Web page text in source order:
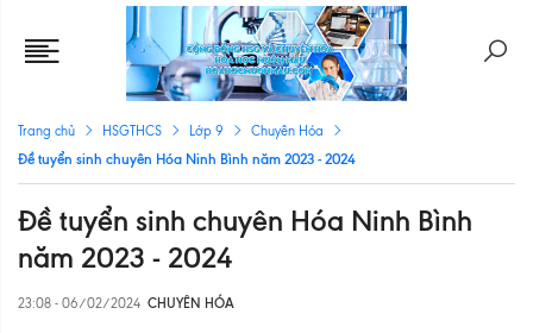
Trang chủ HSGTHCS Lớp 9 Chuyên Hóa
Đề tuyển sinh chuyên Hóa Ninh Bình năm 2023 - 2024
Đề tuyển sinh chuyên Hóa Ninh Bình
năm 2023 - 2024
23:08 - 06/02/2024 CHUYÊN HÓA